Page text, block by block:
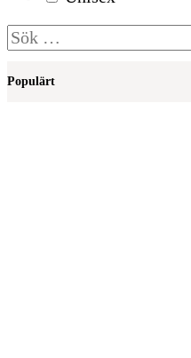
Sök
efter:
Populärt